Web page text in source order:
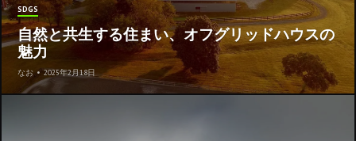
SDGS
自然と共生する住まい、オフグリッドハウスの
魅力
なお • 2025年2月18日